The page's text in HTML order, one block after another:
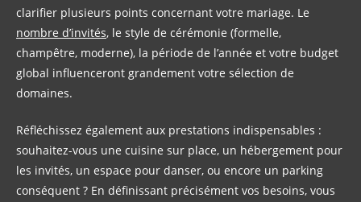
clarifier plusieurs points concernant votre mariage. Le
nombre d’invités, le style de cérémonie (formelle,
champêtre, moderne), la période de l’année et votre budget
global influenceront grandement votre sélection de
domaines.
Réfléchissez également aux prestations indispensables :
souhaitez-vous une cuisine sur place, un hébergement pour
les invités, un espace pour danser, ou encore un parking
conséquent ? En définissant précisément vos besoins, vous